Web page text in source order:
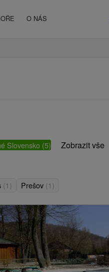
O NÁS
Slovensko (5) Zobrazit vše
(1) Prešov (1)